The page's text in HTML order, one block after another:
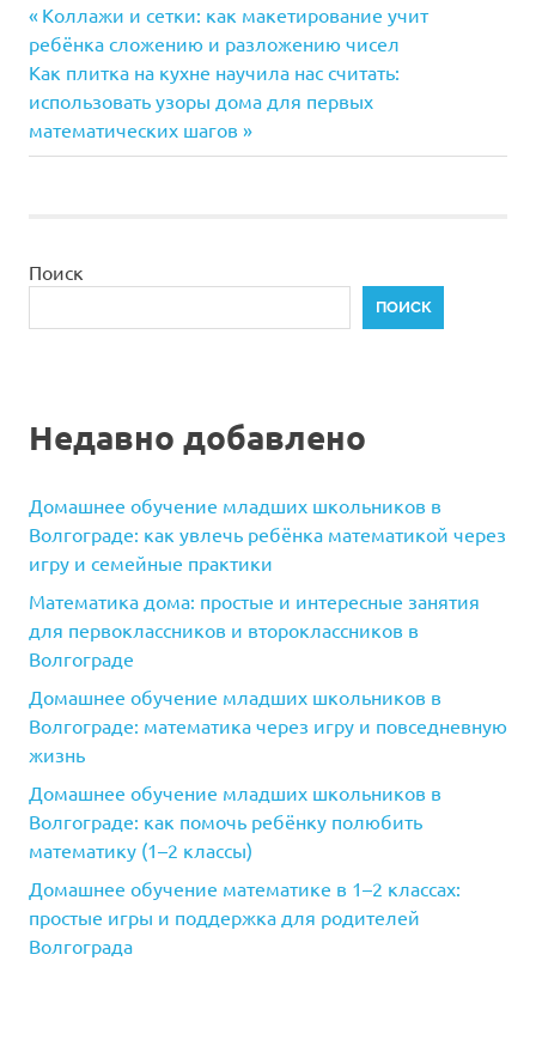
Навигация
по
записям
Предыдущая
запись:
Коллажи и сетки: как макетирование учит
ребёнка сложению и разложению чисел
Следующая
запись:
Как плитка на кухне научила нас считать:
использовать узоры дома для первых
математических шагов
Поиск
ПОИСК
Недавно добавлено
Домашнее обучение младших школьников в
Волгограде: как увлечь ребёнка математикой через
игру и семейные практики
Математика дома: простые и интересные занятия
для первоклассников и второклассников в
Волгограде
Домашнее обучение младших школьников в
Волгограде: математика через игру и повседневную
жизнь
Домашнее обучение младших школьников в
Волгограде: как помочь ребёнку полюбить
математику (1–2 классы)
Домашнее обучение математике в 1–2 классах:
простые игры и поддержка для родителей
Волгограда